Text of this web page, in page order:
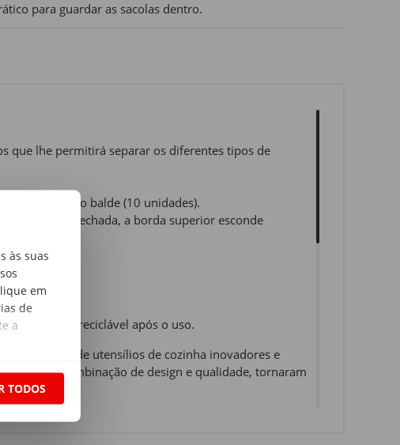
às suas
em
de
a
TODOS
para guardar as sacolas dentro.
que lhe permitirá separar os diferentes tipos de
dentro do balde (10 unidades).
a tampa é fechada, a borda superior esconde
um canto.
e 99% reciclável após o uso.
através de utensílios de cozinha inovadores e
e uma combinação de design e qualidade, tornaram